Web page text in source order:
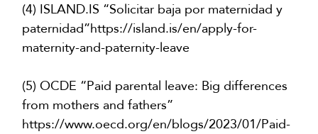
(4) ISLAND.IS “Solicitar baja por maternidad y
paternidad”https://island.is/en/apply-for-
maternity-and-paternity-leave
(5) OCDE “Paid parental leave: Big differences
from mothers and fathers”
https://www.oecd.org/en/blogs/2023/01/Paid-